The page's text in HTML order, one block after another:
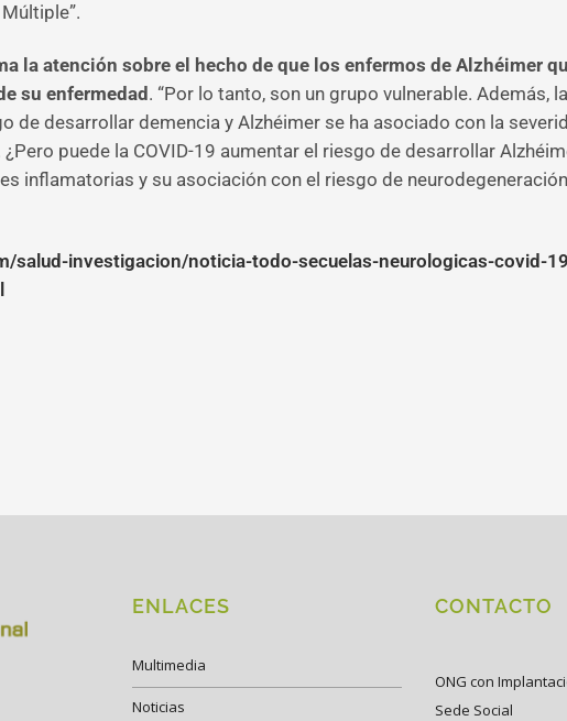
la atención sobre el hecho de que los enfermos de Alzhéimer
su enfermedad . “Por lo tanto, son un grupo vulnerable. Además,
de desarrollar demencia y Alzhéimer se ha asociado con la
puede la COVID-19 aumentar el riesgo de desarrollar
inflamatorias y su asociación con el riesgo de
salud-investigacion/noticia-todo-secuelas-neurologicas-covid-
ENLACES
Multimedia
Noticias
CONTACTO
ONG con
Sede Social